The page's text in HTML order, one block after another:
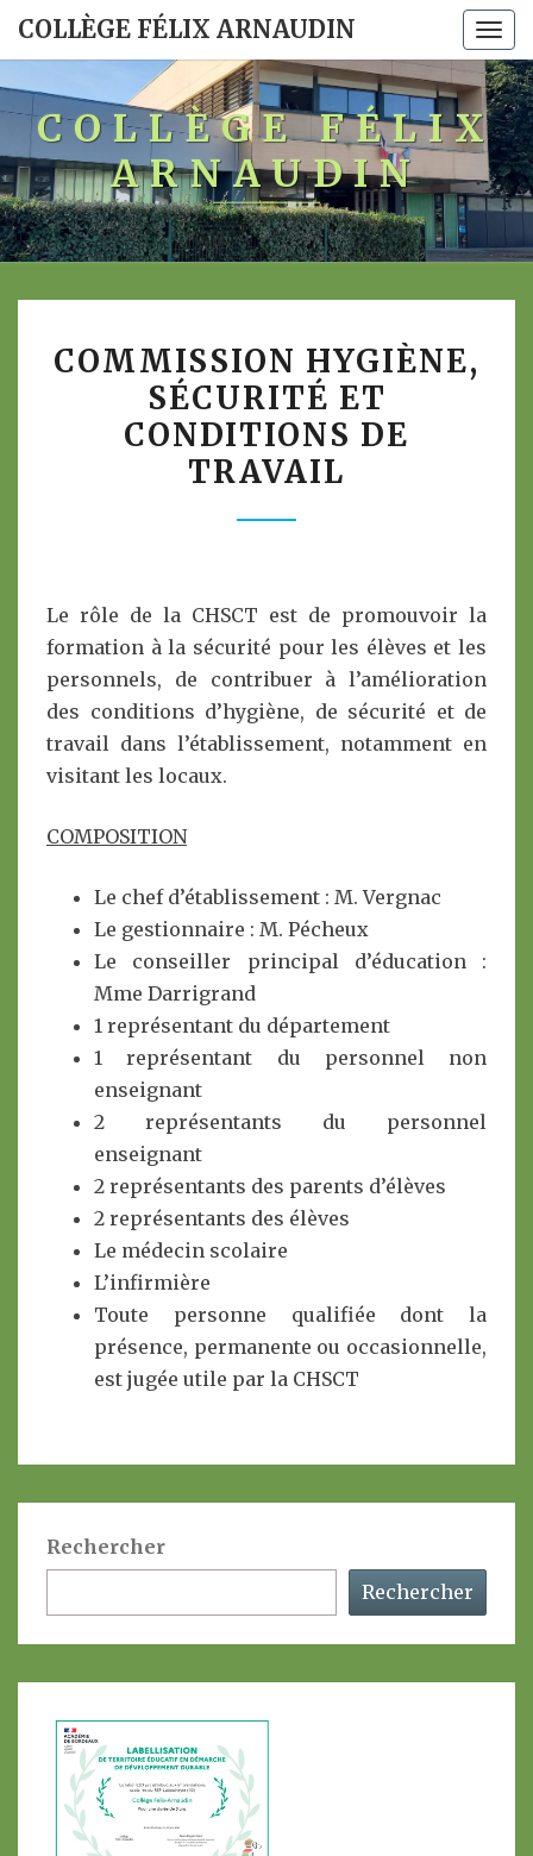
COLLÈGE FÉLIX ARNAUDIN
COLLÈGE FÉLIX
ARNAUDIN
HYGIÈNE,
SÉCURITÉ
ET
CONDITIONS
TRAVAIL
COMMISSION HYGIÈNE,
SÉCURITÉ ET
CONDITIONS DE
TRAVAIL
Le rôle de la CHSCT est de promouvoir la
formation à la sécurité pour les élèves et les
personnels, de contribuer à l’amélioration
des conditions d’hygiène, de sécurité et de
travail dans l’établissement, notamment en
visitant les locaux.
COMPOSITION
Le chef d’établissement : M. Vergnac
Le gestionnaire : M. Pécheux
Le conseiller principal d’éducation :
Mme Darrigrand
1 représentant du département
1 représentant du personnel non
enseignant
2 représentants du personnel
enseignant
2 représentants des parents d’élèves
2 représentants des élèves
Le médecin scolaire
L’infirmière
Toute personne qualifiée dont la
présence, permanente ou occasionnelle,
est jugée utile par la CHSCT
Rechercher
Rechercher